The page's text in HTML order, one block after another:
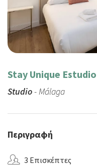
Stay Unique
Studio- Málaga
Περιγραφή
3 Επισκέπτες